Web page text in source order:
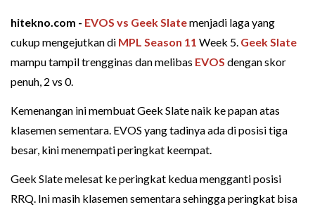
hitekno.com - EVOS vs Geek Slatemenjadi laga yang
cukup mengejutkan di MPL Season 11 Week 5. Geek Slate
mampu tampil trengginas dan melibas EVOS dengan skor
penuh, 2 vs 0.
Kemenangan ini membuat Geek Slate naik ke papan atas
klasemen sementara. EVOS yang tadinya ada di posisi tiga
besar, kini menempati peringkat keempat.
Geek Slate melesat ke peringkat kedua mengganti posisi
RRQ. Ini masih klasemen sementara sehingga peringkat bisa